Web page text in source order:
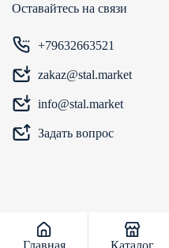
Оставайтесь на связи
+79632663521
zakaz@stal.market
info@stal.market
Задать вопрос
Главная Каталог